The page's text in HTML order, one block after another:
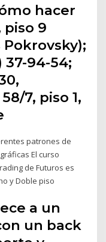
hacer
piso 9
37-94-54;
7, piso 1,
patrones de
El curso
de Futuros es
y Doble piso
a un
un back